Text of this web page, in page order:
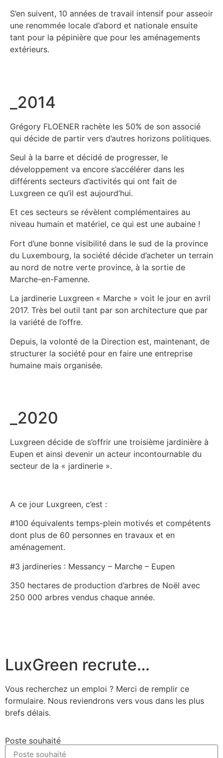
S’en suivent, 10 années de travail intensif pour asseoir
une renommée locale d’abord et nationale ensuite
tant pour la pépinière que pour les aménagements
extérieurs.
_2014
Grégory FLOENER rachète les 50% de son associé
qui décide de partir vers d’autres horizons politiques.
Seul à la barre et décidé de progresser, le
développement va encore s’accélérer dans les
différents secteurs d’activités qui ont fait de
Luxgreen ce qu’il est aujourd’hui.
Et ces secteurs se révèlent complémentaires au
niveau humain et matériel, ce qui est une aubaine !
Fort d’une bonne visibilité dans le sud de la province
du Luxembourg, la société décide d’acheter un terrain
au nord de notre verte province, à la sortie de
Marche-en-Famenne.
La jardinerie Luxgreen « Marche » voit le jour en avril
2017. Très bel outil tant par son architecture que par
la variété de l’offre.
Depuis, la volonté de la Direction est, maintenant, de
structurer la société pour en faire une entreprise
humaine mais organisée.
_2020
Luxgreen décide de s’offrir une troisième jardinière à
Eupen et ainsi devenir un acteur incontournable du
secteur de la « jardinerie ».
A ce jour Luxgreen, c’est :
#100 équivalents temps-plein motivés et compétents
dont plus de 60 personnes en travaux et en
aménagement.
#3 jardineries : Messancy – Marche – Eupen
350 hectares de production d’arbres de Noël avec
250 000 arbres vendus chaque année.
LuxGreen recrute…
Vous recherchez un emploi ? Merci de remplir ce
formulaire. Nous reviendrons vers vous dans les plus
brefs délais.
Poste souhaité